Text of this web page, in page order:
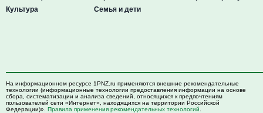
Культура
Семья и дети
На информационном ресурсе 1PNZ.ru применяются внешние рекомендательные
технологии (информационные технологии предоставления информации на основе
сбора, систематизации и анализа сведений, относящихся к предпочтениям
пользователей сети «Интернет», находящихся на территории Российской
Федерации)». Правила применения рекомендательных технологий